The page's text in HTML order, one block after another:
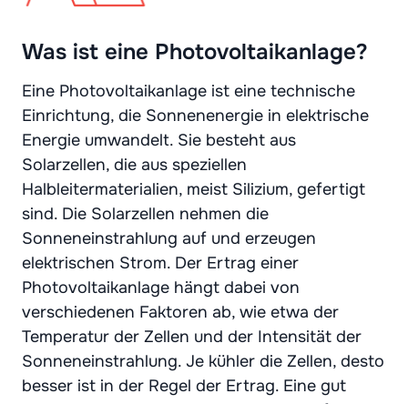
Was ist eine Photovoltaikanlage?
Eine Photovoltaikanlage ist eine technische
Einrichtung, die Sonnenenergie in elektrische
Energie umwandelt. Sie besteht aus
Solarzellen, die aus speziellen
Halbleitermaterialien, meist Silizium, gefertigt
sind. Die Solarzellen nehmen die
Sonneneinstrahlung auf und erzeugen
elektrischen Strom. Der Ertrag einer
Photovoltaikanlage hängt dabei von
verschiedenen Faktoren ab, wie etwa der
Temperatur der Zellen und der Intensität der
Sonneneinstrahlung. Je kühler die Zellen, desto
besser ist in der Regel der Ertrag. Eine gut